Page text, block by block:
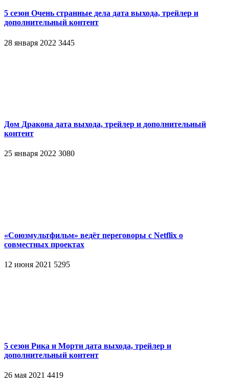
5 сезон Очень странные дела дата выхода, трейлер и
дополнительный контент
28 января 2022 3445
Дом Дракона дата выхода, трейлер и дополнительный
контент
25 января 2022 3080
«Союзмультфильм» ведёт переговоры с Netflix о
совместных проектах
12 июня 2021 5295
5 сезон Рика и Морти дата выхода, трейлер и
дополнительный контент
26 мая 2021 4419